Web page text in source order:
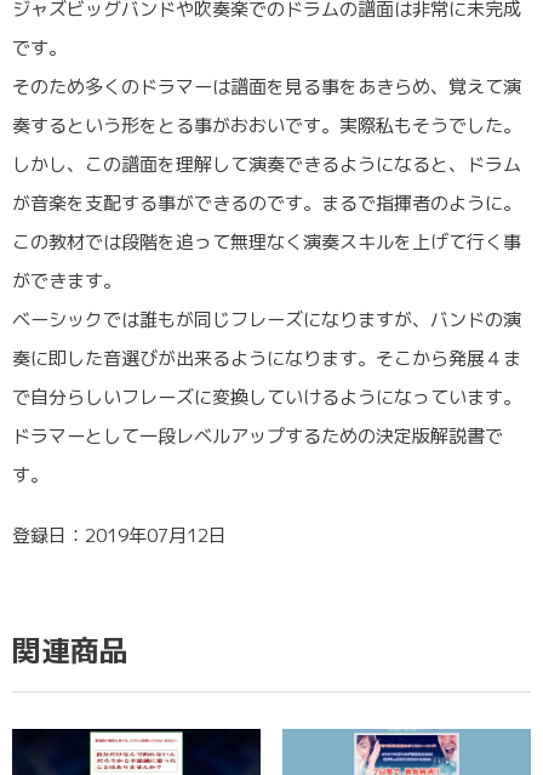
ジャズビッグバンドや吹奏楽でのドラムの譜面は非常に未完成
です。
そのため多くのドラマーは譜面を見る事をあきらめ、覚えて演
奏するという形をとる事がおおいです。実際私もそうでした。
しかし、この譜面を理解して演奏できるようになると、ドラム
が音楽を支配する事ができるのです。まるで指揮者のように。
この教材では段階を追って無理なく演奏スキルを上げて行く事
ができます。
ベーシックでは誰もが同じフレーズになりますが、バンドの演
奏に即した音選びが出来るようになります。そこから発展４ま
で自分らしいフレーズに変換していけるようになっています。
ドラマーとして一段レベルアップするための決定版解説書で
す。
登録日：2019年07月12日
関連商品